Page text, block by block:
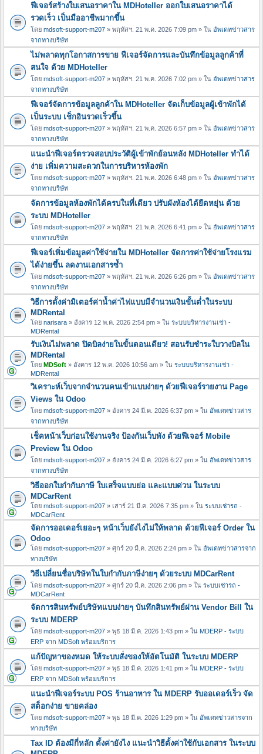
ฟีเจอร์สร้างใบเสนอราคาใน MDHoteller ออกใบเสนอราคาได้
รวดเร็ว เป็นมืออาชีพมากขึ้น
โดย mdsoft-support-m207 » พฤหัสฯ. 21 พ.ค. 2026 7:09 pm » ใน อัพเดทข่าวสาร
จากทางบริษัท
ไม่พลาดทุกโอกาสการขาย ฟีเจอร์จัดการและบันทึกข้อมูลลูกค้าที่
สนใจ ด้วย MDHoteller
โดย mdsoft-support-m207 » พฤหัสฯ. 21 พ.ค. 2026 7:02 pm » ใน อัพเดทข่าวสาร
จากทางบริษัท
ฟีเจอร์จัดการข้อมูลลูกค้าใน MDHoteller จัดเก็บข้อมูลผู้เข้าพักได้
เป็นระบบ เช็กอินรวดเร็วขึ้น
โดย mdsoft-support-m207 » พฤหัสฯ. 21 พ.ค. 2026 6:57 pm » ใน อัพเดทข่าวสาร
จากทางบริษัท
แนะนำฟีเจอร์ตรวจสอบประวัติผู้เข้าพักย้อนหลัง MDHoteller ทำได้
ง่าย เพิ่มความสะดวกในการบริหารห้องพัก
โดย mdsoft-support-m207 » พฤหัสฯ. 21 พ.ค. 2026 6:48 pm » ใน อัพเดทข่าวสาร
จากทางบริษัท
จัดการข้อมูลห้องพักได้ครบในที่เดียว ปรับผังห้องได้ยืดหยุ่น ด้วย
ระบบ MDHoteller
โดย mdsoft-support-m207 » พฤหัสฯ. 21 พ.ค. 2026 6:41 pm » ใน อัพเดทข่าวสาร
จากทางบริษัท
ฟีเจอร์เพิ่มข้อมูลค่าใช้จ่ายใน MDHoteller จัดการค่าใช้จ่ายโรงแรม
ได้ง่ายขึ้น ลดงานเอกสารซ้ำ
โดย mdsoft-support-m207 » พฤหัสฯ. 21 พ.ค. 2026 6:26 pm » ใน อัพเดทข่าวสาร
จากทางบริษัท
วิธีการตั้งค่ามิเตอร์ค่าน้ำค่าไฟแบบมีจำนวนเงินขั้นต่ำในระบบ
MDRental
โดย narisara » อังคาร 12 พ.ค. 2026 2:54 pm » ใน ระบบบริหารงานเช่า -
MDRental
รับเงินไม่พลาด ปิดบิลง่ายในขั้นตอนเดียว! สอนรับชำระใบวางบิลใน
MDRental
โดย MDSoft » อังคาร 12 พ.ค. 2026 10:56 am » ใน ระบบบริหารงานเช่า -
MDRental
วิเคราะห์เว็บจากจำนวนคนเข้าแบบง่ายๆ ด้วยฟีเจอร์รายงาน Page
Views ใน Odoo
โดย mdsoft-support-m207 » อังคาร 24 มี.ค. 2026 6:37 pm » ใน อัพเดทข่าวสาร
จากทางบริษัท
เช็คหน้าเว็บก่อนใช้งานจริง ป้องกันเว็บพัง ด้วยฟีเจอร์ Mobile
Preview ใน Odoo
โดย mdsoft-support-m207 » อังคาร 24 มี.ค. 2026 6:27 pm » ใน อัพเดทข่าวสาร
จากทางบริษัท
วิธีออกใบกำกับภาษี ใบเสร็จแบบย่อ และแบบด่วน ในระบบ
MDCarRent
โดย mdsoft-support-m207 » เสาร์ 21 มี.ค. 2026 7:35 pm » ใน ระบบเช่ารถ -
MDCarRent
จัดการออเดอร์เยอะๆ หน้าเว็บยังไงไม่ให้พลาด ด้วยฟีเจอร์ Order ใน
Odoo
โดย mdsoft-support-m207 » ศุกร์ 20 มี.ค. 2026 2:24 pm » ใน อัพเดทข่าวสารจาก
ทางบริษัท
วิธีเปลี่ยนชื่อบริษัทในใบกำกับภาษีง่ายๆ ด้วยระบบ MDCarRent
โดย mdsoft-support-m207 » ศุกร์ 20 มี.ค. 2026 2:06 pm » ใน ระบบเช่ารถ -
MDCarRent
จัดการสินทรัพย์บริษัทแบบง่ายๆ บันทึกสินทรัพย์ผ่าน Vendor Bill ใน
ระบบ MDERP
โดย mdsoft-support-m207 » พุธ 18 มี.ค. 2026 1:43 pm » ใน MDERP - ระบบ
ERP จาก MDSoft พร้อมบริการ
แก้ปัญหาของหมด ให้ระบบสั่งของให้อัตโนมัติ ในระบบ MDERP
โดย mdsoft-support-m207 » พุธ 18 มี.ค. 2026 1:41 pm » ใน MDERP - ระบบ
ERP จาก MDSoft พร้อมบริการ
แนะนำฟีเจอร์ระบบ POS ร้านอาหาร ใน MDERP รับออเดอร์เร็ว จัด
สต็อกง่าย ขายคล่อง
โดย mdsoft-support-m207 » พุธ 18 มี.ค. 2026 1:29 pm » ใน อัพเดทข่าวสารจาก
ทางบริษัท
Tax ID ต้องมีกี่หลัก ตั้งค่ายังไง แนะนำวิธีตั้งค่าใช้กับเอกสาร ในระบบ